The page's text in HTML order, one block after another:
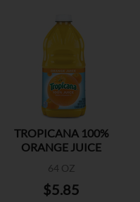
TROPICANA 100%
ORANGE JUICE
64 OZ
$5.85